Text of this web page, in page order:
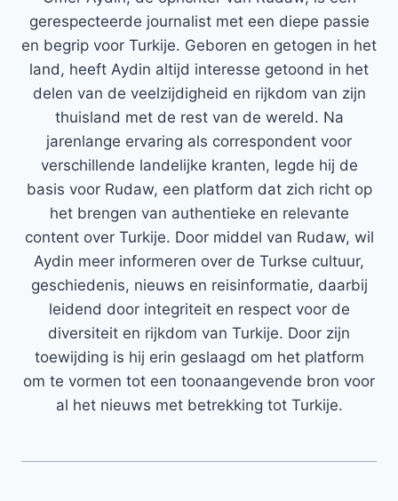
gerespecteerde journalist met een diepe passie
en begrip voor Turkije. Geboren en getogen in het
land, heeft Aydin altijd interesse getoond in het
delen van de veelzijdigheid en rijkdom van zijn
thuisland met de rest van de wereld. Na
jarenlange ervaring als correspondent voor
verschillende landelijke kranten, legde hij de
basis voor Rudaw, een platform dat zich richt op
het brengen van authentieke en relevante
content over Turkije. Door middel van Rudaw, wil
Aydin meer informeren over de Turkse cultuur,
geschiedenis, nieuws en reisinformatie, daarbij
leidend door integriteit en respect voor de
diversiteit en rijkdom van Turkije. Door zijn
toewijding is hij erin geslaagd om het platform
om te vormen tot een toonaangevende bron voor
al het nieuws met betrekking tot Turkije.